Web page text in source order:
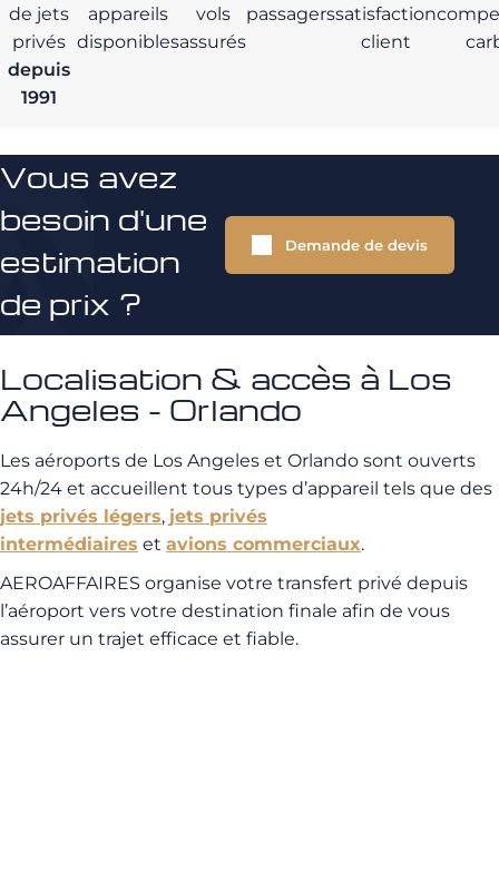
de jets
privés
depuis
1991
appareils
disponibles
vols
assurés
passagerssatisfaction
client
Vous avez
besoin d'une
estimation
de prix ?
Demande de devis
Localisation & accès à Los
Angeles - Orlando
Les aéroports de Los Angeles et Orlando sont ouverts
24h/24 et accueillent tous types d’appareil tels que des
jets privés légers, jets privés
intermédiaires et avions commerciaux.
AEROAFFAIRES organise votre transfert privé depuis
l’aéroport vers votre destination finale afin de vous
assurer un trajet efficace et fiable.